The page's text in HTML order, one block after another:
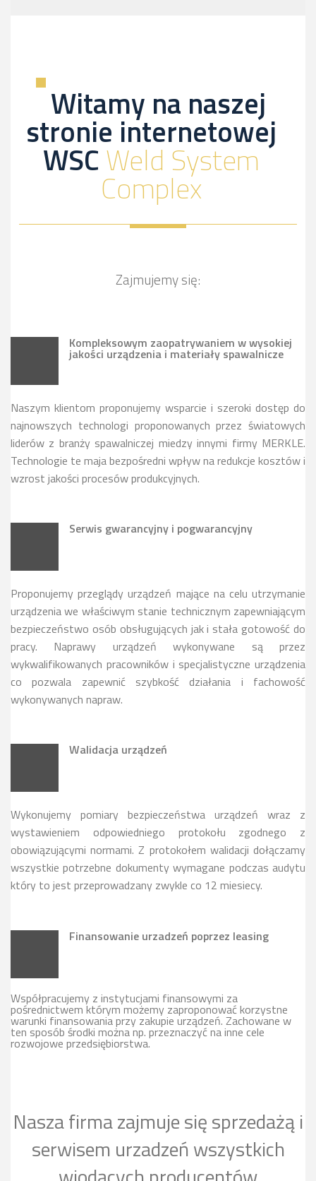
Witamy na naszej
stronie internetowej
WSCWeld System
Complex
Zajmujemy się:
Kompleksowym zaopatrywaniem w wysokiej
jakości urządzenia i materiały spawalnicze
Naszym klientom proponujemy wsparcie i szeroki dostęp do
najnowszych technologi proponowanych przez światowych
liderów z branży spawalniczej miedzy innymi firmy MERKLE.
Technologie te maja bezpośredni wpływ na redukcje kosztów i
wzrost jakości procesów produkcyjnych.
Serwis gwarancyjny i pogwarancyjny
Proponujemy przeglądy urządzeń mające na celu utrzymanie
urządzenia we właściwym stanie technicznym zapewniającym
bezpieczeństwo osób obsługujących jak i stała gotowość do
pracy. Naprawy urządzeń wykonywane są przez
wykwalifikowanych pracowników i specjalistyczne urządzenia
co pozwala zapewnić szybkość działania i fachowość
wykonywanych napraw.
Walidacja urządzeń
Wykonujemy pomiary bezpieczeństwa urządzeń wraz z
wystawieniem odpowiedniego protokołu zgodnego z
obowiązującymi normami. Z protokołem walidacji dołączamy
wszystkie potrzebne dokumenty wymagane podczas audytu
który to jest przeprowadzany zwykle co 12 miesiecy.
Finansowanie urzadzeń poprzez leasing
Współpracujemy z instytucjami finansowymi za
pośrednictwem którym możemy zaproponować korzystne
warunki finansowania przy zakupie urządzeń. Zachowane w
ten sposób środki można np. przeznaczyć na inne cele
rozwojowe przedsiębiorstwa.
Nasza firma zajmuje się sprzedażą i
serwisem urzadzeń wszystkich